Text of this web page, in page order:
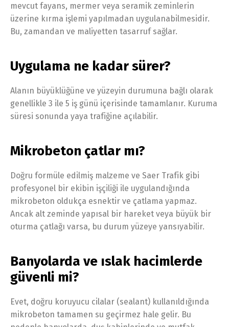
mevcut fayans, mermer veya seramik zeminlerin
üzerine kırma işlemi yapılmadan uygulanabilmesidir.
Bu, zamandan ve maliyetten tasarruf sağlar.
Uygulama ne kadar sürer?
Alanın büyüklüğüne ve yüzeyin durumuna bağlı olarak
genellikle 3 ile 5 iş günü içerisinde tamamlanır. Kuruma
süresi sonunda yaya trafiğine açılabilir.
Mikrobeton çatlar mı?
Doğru formüle edilmiş malzeme ve Saer Trafik gibi
profesyonel bir ekibin işçiliği ile uygulandığında
mikrobeton oldukça esnektir ve çatlama yapmaz.
Ancak alt zeminde yapısal bir hareket veya büyük bir
oturma çatlağı varsa, bu durum yüzeye yansıyabilir.
Banyolarda ve ıslak hacimlerde
güvenli mi?
Evet, doğru koruyucu cilalar (sealant) kullanıldığında
mikrobeton tamamen su geçirmez hale gelir. Bu